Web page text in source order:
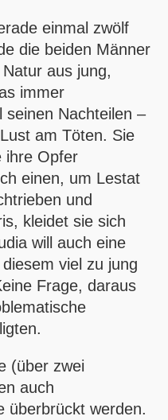
einmal zwölf
die beiden Männer
aus jung,
immer
seinen Nachteilen –
am Töten. Sie
ihre Opfer
einen, um Lestat
und
kleidet sie sich
will auch eine
viel zu jung
Frage, daraus
(über zwei
auch
überbrückt werden.